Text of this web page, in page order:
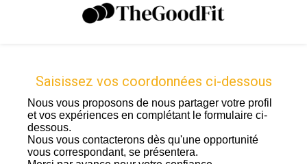
Saisissez vos coordonnées ci-dessous